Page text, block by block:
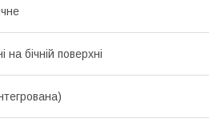
на бічній поверхні